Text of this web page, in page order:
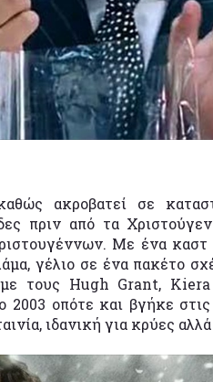
ακροβατεί σε
πριν από τα
Με ένα καστ
γέλιο σε ένα πακέτο
τους Hugh Grant,
οπότε και βγήκε
ιδανική για κρύες